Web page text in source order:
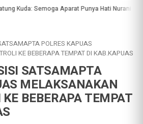
Aparat Punya Hati Nurani Massa Reuni
POLRES KAPUAS
KE BEBERAPA TEMPAT DI KAB.KAPUAS
SATSAMAPTA
MELAKSANAKAN
BEBERAPA TEMPAT